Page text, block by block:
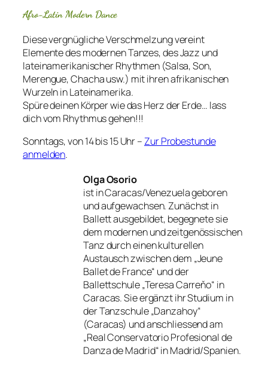
Afro-Latin Modern Dance
Diese vergnügliche Verschmelzung vereint
Elemente des modernen Tanzes, des Jazz und
lateinamerikanischer Rhythmen (Salsa, Son,
Merengue, Chacha usw.) mit ihren afrikanischen
Wurzeln in Lateinamerika.
Spüre deinen Körper wie das Herz der Erde… lass
dich vom Rhythmus gehen!!!
Sonntags, von 14 bis 15 Uhr – Zur Probestunde
anmelden.
Olga Osorio
ist in Caracas/Venezuela geboren
und aufgewachsen. Zunächst in
Ballett ausgebildet, begegnete sie
dem modernen und zeitgenössischen
Tanz durch einen kulturellen
Austausch zwischen dem „Jeune
Ballet de France“ und der
Ballettschule „Teresa Carreňo“ in
Caracas. Sie ergänzt ihr Studium in
der Tanzschule „Danzahoy“
(Caracas) und anschliessend am
„Real Conservatorio Profesional de
Danza de Madrid“ in Madrid/Spanien.